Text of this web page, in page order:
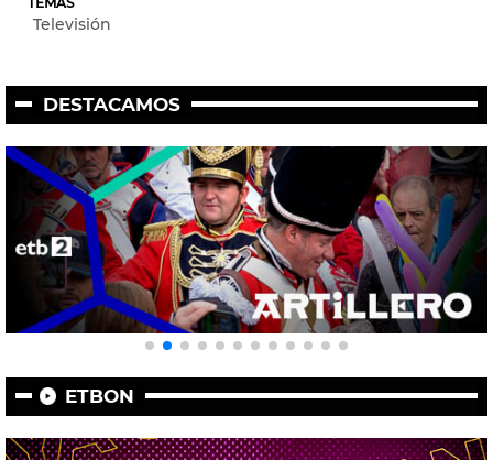
Televisión
DESTACAMOS
ETBON